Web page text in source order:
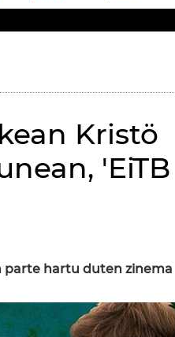
Kristö
'EiTB
parte hartu duten zinema